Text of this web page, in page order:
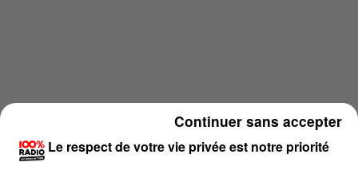
Le respect de votre vie privée est notre priorité
Continuer sans accepter